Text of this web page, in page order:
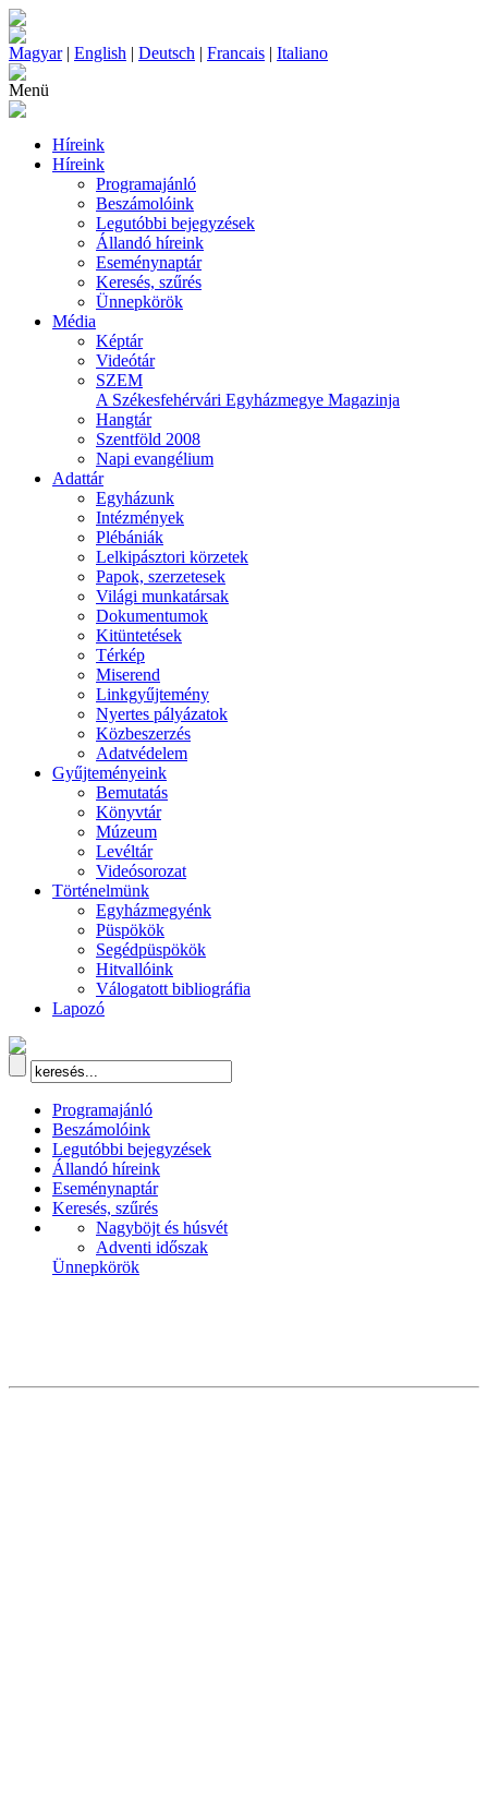
Magyar| English | Deutsch | Francais | Italiano
Menü
Híreink
Híreink
Programajánló
Beszámolóink
Legutóbbi bejegyzések
Állandó híreink
Eseménynaptár
Keresés, szűrés
Ünnepkörök
Média
Képtár
Videótár
SZEM
A Székesfehérvári Egyházmegye Magazinja
Hangtár
Szentföld 2008
Napi evangélium
Adattár
Egyházunk
Intézmények
Plébániák
Lelkipásztori körzetek
Papok, szerzetesek
Világi munkatársak
Dokumentumok
Kitüntetések
Térkép
Miserend
Linkgyűjtemény
Nyertes pályázatok
Közbeszerzés
Adatvédelem
Gyűjteményeink
Bemutatás
Könyvtár
Múzeum
Levéltár
Videósorozat
Történelmünk
Egyházmegyénk
Püspökök
Segédpüspökök
Hitvallóink
Válogatott bibliográfia
Lapozó
Programajánló
Beszámolóink
Legutóbbi bejegyzések
Állandó híreink
Eseménynaptár
Keresés, szűrés
Nagyböjt és húsvét
Adventi időszak
Ünnepkörök